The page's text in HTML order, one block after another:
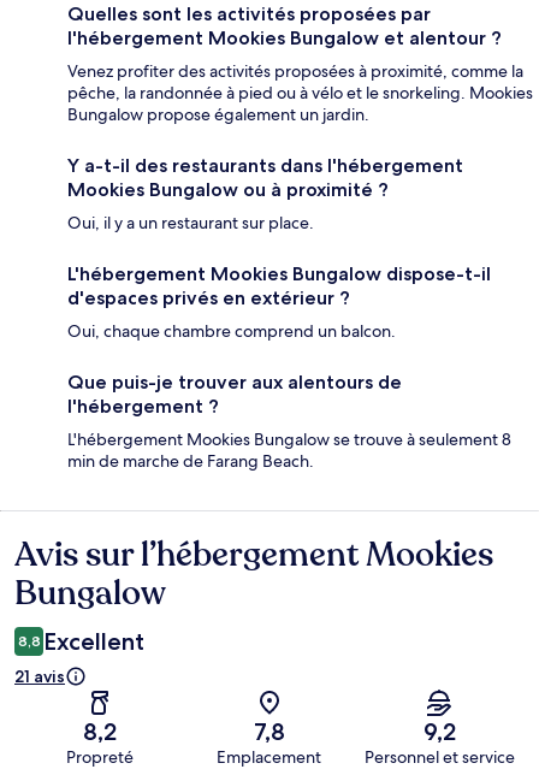
Quelles sont les activités proposées par
l'hébergement Mookies Bungalow et alentour ?
Venez profiter des activités proposées à proximité, comme la
pêche, la randonnée à pied ou à vélo et le snorkeling. Mookies
Bungalow propose également un jardin.
Y a-t-il des restaurants dans l'hébergement
Mookies Bungalow ou à proximité ?
Oui, il y a un restaurant sur place.
L'hébergement Mookies Bungalow dispose-t-il
d'espaces privés en extérieur ?
Oui, chaque chambre comprend un balcon.
Que puis-je trouver aux alentours de
l'hébergement ?
L'hébergement Mookies Bungalow se trouve à seulement 8
min de marche de Farang Beach.
Avis
Avis sur l’hébergement Mookies
Bungalow
8,8 Excellent
21 avis
8,2
Propreté
7,8
Emplacement
9,2
Personnel et service